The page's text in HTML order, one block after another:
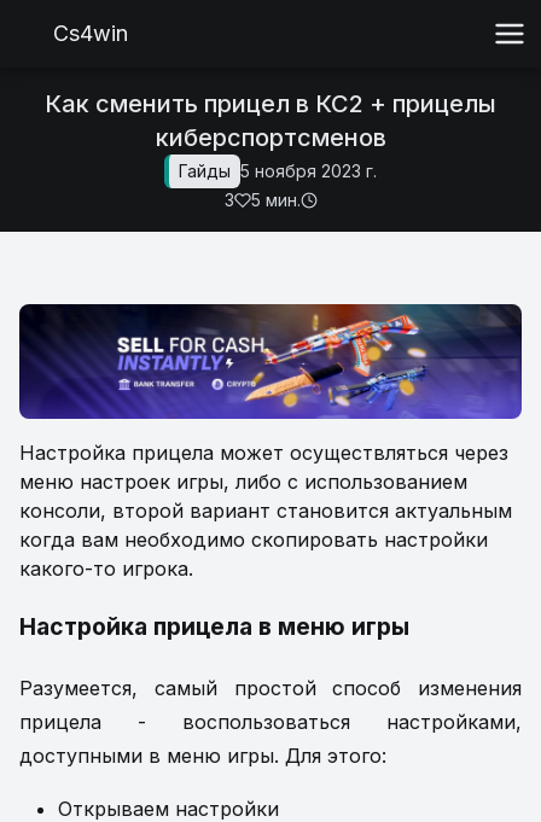
Cs4win
Как сменить прицел в КС2 + прицелы
киберспортсменов
Гайды 5 ноября 2023 г.
3
5 мин.
Настройка прицела может осуществляться через
меню настроек игры, либо с использованием
консоли, второй вариант становится актуальным
когда вам необходимо скопировать настройки
какого-то игрока.
Настройка прицела в меню игры
Разумеется, самый простой способ изменения
прицела - воспользоваться настройками,
доступными в меню игры. Для этого:
Открываем настройки